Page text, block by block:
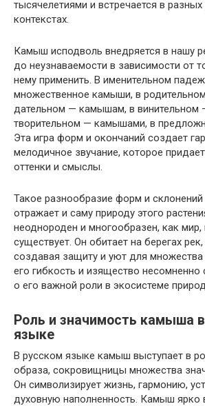
тысячелетиями и встречается в
контекстах.
Камыш исподволь внедряется в нашу
до неузнаваемости в зависимости от
нему применить. В именительном
множественное камыши, в
дательном — камышам, в винительном
творительном — камышами, в
Эта игра форм и окончаний создает
мелодичное звучание, которое
оттенки и смыслы.
Такое разнообразие форм и
отражает и саму природу этого
неоднороден и многообразен, как
существует. Он обитает на берегах
создавая защиту и уют для
его гибкость и изящество несомненно
о его важной роли в экосистеме
Роль и значимость камыша
языке
В русском языке камыш выступает в
образа, сокровищницы множества
Он символизирует жизнь, гармонию,
духовную наполненность. Камыш ярко